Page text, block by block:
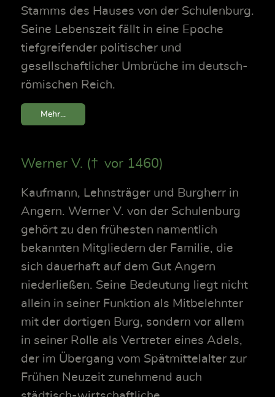
Stamms des Hauses von der Schulenburg.
Seine Lebenszeit fällt in eine Epoche
tiefgreifender politischer und
gesellschaftlicher Umbrüche im deutsch-
römischen Reich.
Mehr...
Werner V. († vor 1460)
Kaufmann, Lehnsträger und Burgherr in
Angern. Werner V. von der Schulenburg
gehört zu den frühesten namentlich
bekannten Mitgliedern der Familie, die
sich dauerhaft auf dem Gut Angern
niederließen. Seine Bedeutung liegt nicht
allein in seiner Funktion als Mitbelehnter
mit der dortigen Burg, sondern vor allem
in seiner Rolle als Vertreter eines Adels,
der im Übergang vom Spätmittelalter zur
Frühen Neuzeit zunehmend auch